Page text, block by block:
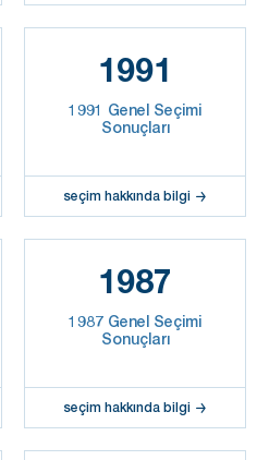
1991
1991 Genel Seçimi
Sonuçları
seçim hakkında bilgi
1987
1987 Genel Seçimi
Sonuçları
seçim hakkında bilgi